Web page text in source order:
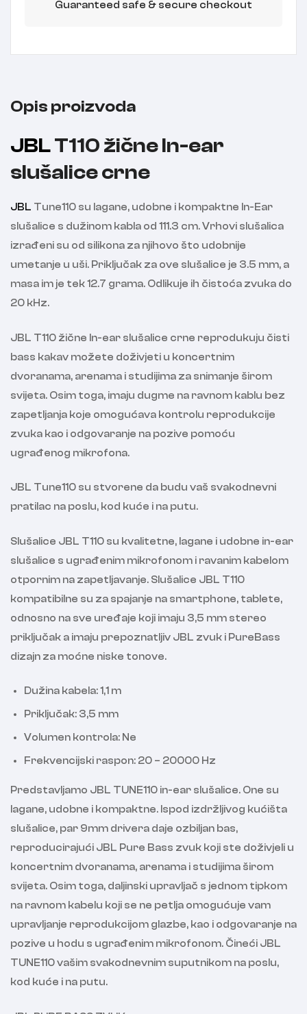
Guaranteed safe & secure checkout
Opis proizvoda
JBLT110 žične In-ear
slušalice crne
JBL Tune110 su lagane, udobne i kompaktne In-Ear
slušalice s dužinom kabla od 111.3 cm. Vrhovi slušalica
izrađeni su od silikona za njihovo što udobnije
umetanje u uši. Priključak za ove slušalice je 3.5 mm, a
masa im je tek 12.7 grama. Odlikuje ih čistoća zvuka do
20 kHz.
JBL T110 žične In-ear slušalice crne reprodukuju čisti
bass kakav možete doživjeti u koncertnim
dvoranama, arenama i studijima za snimanje širom
svijeta. Osim toga, imaju dugme na ravnom kablu bez
zapetljanja koje omogućava kontrolu reprodukcije
zvuka kao i odgovaranje na pozive pomoću
ugrađenog mikrofona.
JBL Tune110 su stvorene da budu vaš svakodnevni
pratilac na poslu, kod kuće i na putu.
Slušalice JBL T110 su kvalitetne, lagane i udobne in-ear
slušalice s ugrađenim mikrofonom i ravanim kabelom
otpornim na zapetljavanje. Slušalice JBL T110
kompatibilne su za spajanje na smartphone, tablete,
odnosno na sve uređaje koji imaju 3,5 mm stereo
priključak a imaju prepoznatljiv JBL zvuk i PureBass
dizajn za moćne niske tonove.
Dužina kabela: 1,1 m
Priključak: 3,5 mm
Volumen kontrola: Ne
Frekvencijski raspon: 20 – 20000 Hz
Predstavljamo JBL TUNE110 in-ear slušalice. One su
lagane, udobne i kompaktne. Ispod izdržljivog kućišta
slušalice, par 9mm drivera daje ozbiljan bas,
reproducirajući JBL Pure Bass zvuk koji ste doživjeli u
koncertnim dvoranama, arenama i studijima širom
svijeta. Osim toga, daljinski upravljač s jednom tipkom
na ravnom kabelu koji se ne petlja omogućuje vam
upravljanje reprodukcijom glazbe, kao i odgovaranje na
pozive u hodu s ugrađenim mikrofonom. Čineći JBL
TUNE110 vašim svakodnevnim suputnikom na poslu,
kod kuće i na putu.